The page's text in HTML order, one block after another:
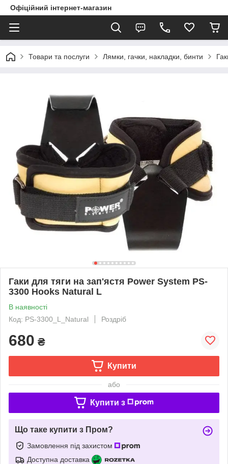
Офіційний інтернет-магазин
Товари та послуги Лямки, гачки, накладки, бинти
Гаки для тяги на зап'ястя Power System PS-
3300 Hooks Natural L
В наявності
Код: PS-3300_L_Natural
Роздріб
680 ₴
Купити
або
Купити з
Що таке купити з Пром?
Замовлення під захистом
Доступна доставка